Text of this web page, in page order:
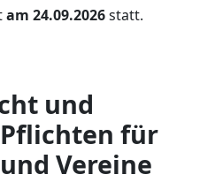
am 24.09.2026statt.
und
für
Vereine